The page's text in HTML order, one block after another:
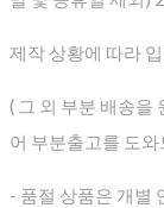
제작 상황에 따라
( 그 외 부분 배송을
어 부분출고를 도
- 품절 상품은 개별